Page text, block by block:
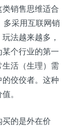
销售思维适合
多采用互联网销
法越来越多，
个行业的第一
活（生理）需
佼佼者。这种
。
买的是外在价